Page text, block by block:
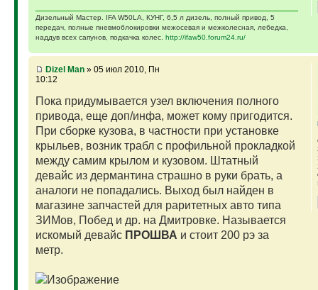
Дизельный Мастер. IFA W50LA, КУНГ, 6,5 л дизель, полный привод, 5
передач, полные пневмоблокировки межосевая и межколесная, лебедка,
наддув всех сапунов, подкачка колес. http://ifaw50.forum24.ru/
Dizel Man» 05 июл 2010, Пн
10:12
Пока придумывается узел включения полного
привода, еще доп/инфа, может кому пригодится.
При сборке кузова, в частности при установке
крыльев, возник трабл с профильной прокладкой
между самим крылом и кузовом. Штатный
девайс из дермантина страшно в руки брать, а
аналоги не попадались. Выход был найден в
магазине запчастей для раритетных авто типа
ЗИМов, Побед и др. на Дмитровке. Называется
искомый девайс ПРОШВА и стоит 200 рэ за
метр.